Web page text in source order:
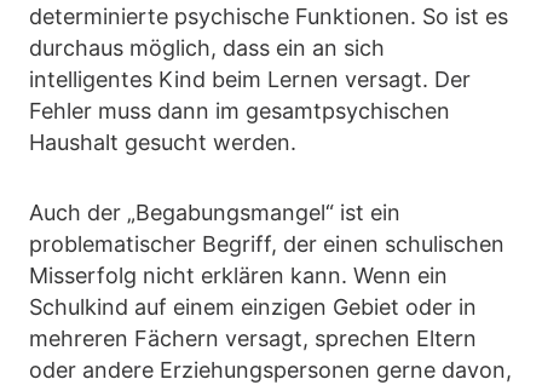
determinierte psychische Funktionen. So ist es
durchaus möglich, dass ein an sich
intelligentes Kind beim Lernen versagt. Der
Fehler muss dann im gesamtpsychischen
Haushalt gesucht werden.
Auch der „Begabungsmangel“ ist ein
problematischer Begriff, der einen schulischen
Misserfolg nicht erklären kann. Wenn ein
Schulkind auf einem einzigen Gebiet oder in
mehreren Fächern versagt, sprechen Eltern
oder andere Erziehungspersonen gerne davon,